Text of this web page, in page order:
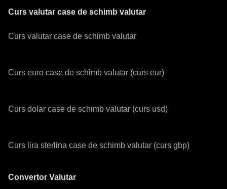
Curs valutar case de schimb valutar
Curs valutar case de schimb valutar
Curs euro case de schimb valutar (curs eur)
Curs dolar case de schimb valutar (curs usd)
Curs lira sterlina case de schimb valutar (curs gbp)
Convertor Valutar